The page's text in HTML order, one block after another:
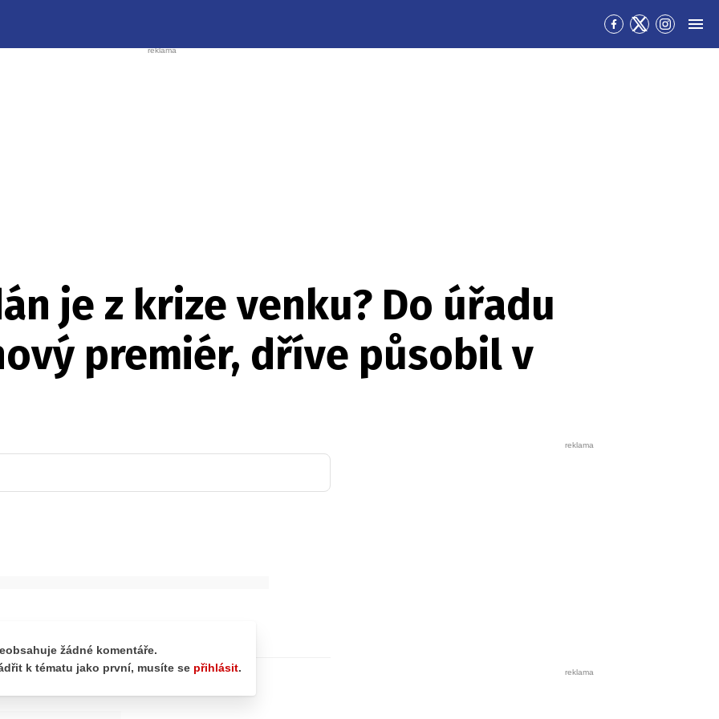
Přejít
na
Přejít
na
Přejít
na
je z krize venku? Do úřadu
premiér, dříve působil v